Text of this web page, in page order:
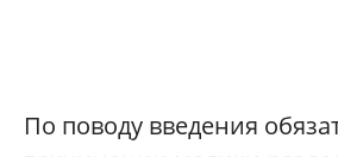
По поводу введения